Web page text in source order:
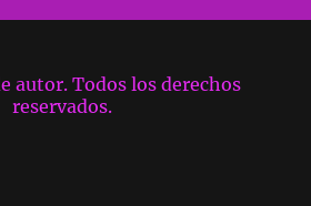
autor. Todos los derechos
reservados.